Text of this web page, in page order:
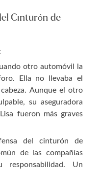
Cinturón de
otro automóvil la
Ella no llevaba el
Aunque el otro
su aseguradora
fueron más graves
del cinturón de
de las compañías
responsabilidad. Un